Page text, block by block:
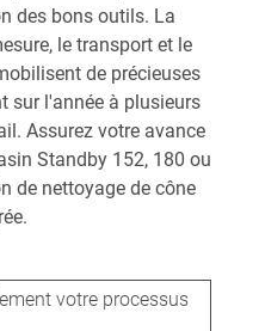
des bons outils. La
le transport et le
de précieuses
sur l'année à plusieurs
Assurez votre avance
Standby 152, 180 ou
de nettoyage de cône
votre processus